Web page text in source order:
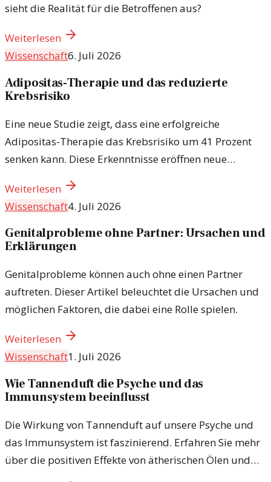
sieht die Realität für die Betroffenen aus?
Weiterlesen
Wissenschaft6. Juli 2026
Adipositas-Therapie und das reduzierte
Krebsrisiko
Eine neue Studie zeigt, dass eine erfolgreiche
Adipositas-Therapie das Krebsrisiko um 41 Prozent
senken kann. Diese Erkenntnisse eröffnen neue
Adipositas.
Weiterlesen
Wissenschaft4. Juli 2026
Genitalprobleme ohne Partner: Ursachen und
Erklärungen
Genitalprobleme können auch ohne einen Partner
auftreten. Dieser Artikel beleuchtet die Ursachen und
möglichen Faktoren, die dabei eine Rolle spielen.
Weiterlesen
Wissenschaft1. Juli 2026
Wie Tannenduft die Psyche und das
Immunsystem beeinflusst
Die Wirkung von Tannenduft auf unsere Psyche und
das Immunsystem ist faszinierend. Erfahren Sie mehr
über die positiven Effekte von ätherischen Ölen und